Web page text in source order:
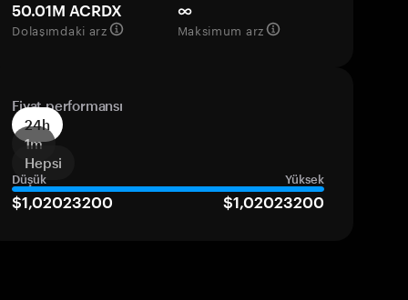
50.01M ACRDX
Dolaşımdaki arz
∞
Maksimum arz
Fiyat performansı
24h
1m
Hepsi
Düşük Yüksek
$1,02023200 $1,02023200